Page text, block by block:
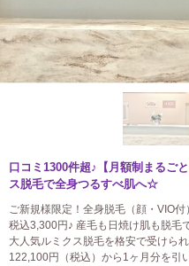
口コミ1300件超♪【月額制まるご
ス脱毛で全身つるすべ肌へ☆
ご新規様限定！全身脱毛（顔・VIO
税込3,300円♪ 産毛も日焼け肌も脱毛
大人気ルミクス脱毛を格安で受けら
122,100円（税込）から1ヶ月分を引